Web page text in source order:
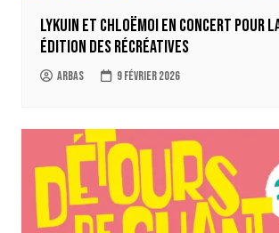
Lykuin et Chloëmoi en concert pour
édition des Récréatives
Arbas 9 février 2026